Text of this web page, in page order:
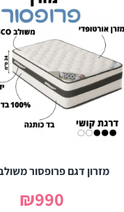
מזרון דגם פרופסור
₪990